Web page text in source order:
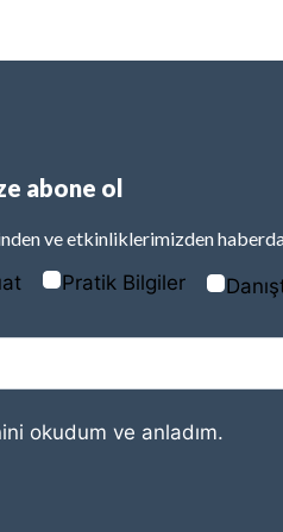
abone ol
ve etkinliklerimizden
Pratik Bilgiler
okudum ve anladım.